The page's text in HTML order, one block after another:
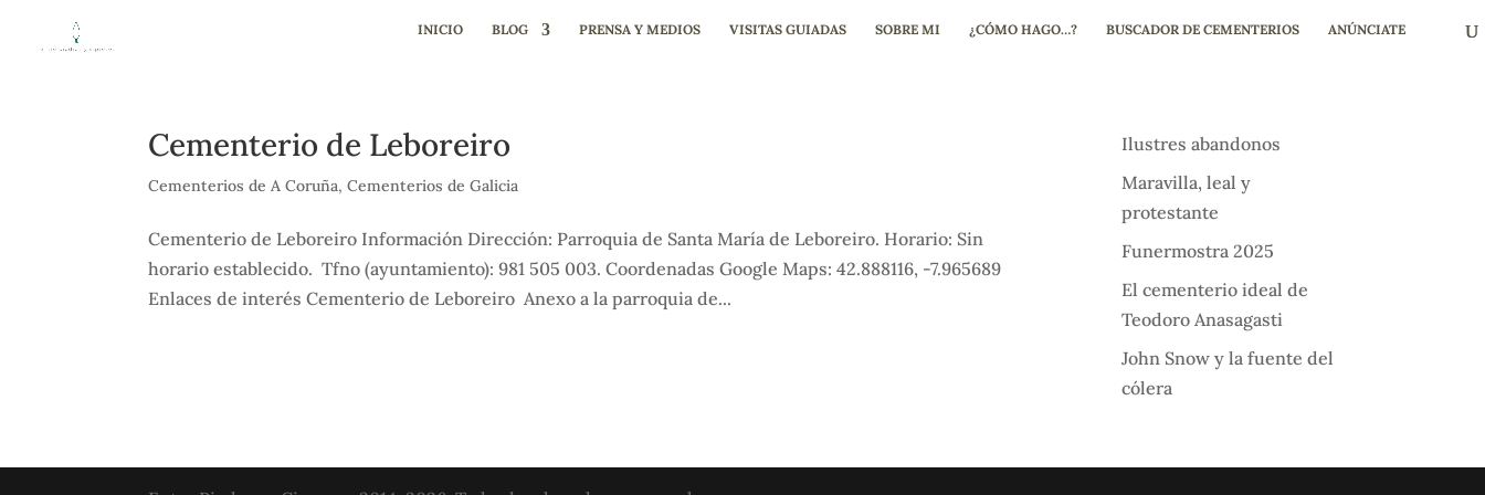
INICIO BLOG PRENSA Y MEDIOS VISITAS GUIADAS SOBRE MI ¿CÓMO HAGO…? BUSCADOR DE CEMENTERIOS ANÚNCIATE
Cementerio de Leboreiro
Cementerios de A Coruña,Cementerios de Galicia
Cementerio de Leboreiro Información Dirección: Parroquia de Santa María de Leboreiro. Horario: Sin
horario establecido. Tfno (ayuntamiento): 981 505 003. Coordenadas Google Maps: 42.888116, -7.965689
Enlaces de interés Cementerio de Leboreiro Anexo a la parroquia de...
Ilustres abandonos
Maravilla, leal y
protestante
Funermostra 2025
El cementerio ideal de
Teodoro Anasagasti
John Snow y la fuente del
cólera